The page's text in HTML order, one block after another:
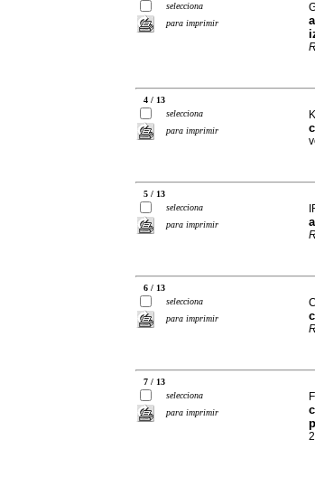
selecciona
para imprimir
4 / 13
selecciona
para imprimir
5 / 13
selecciona
para imprimir
6 / 13
selecciona
para imprimir
7 / 13
selecciona
para imprimir